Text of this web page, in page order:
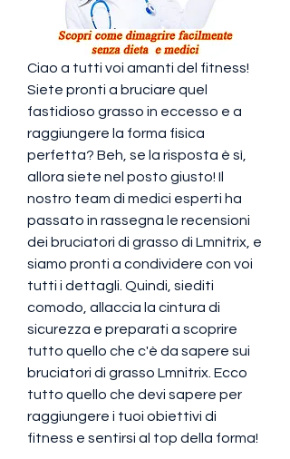
Ciao a tutti voi amanti del fitness!
Siete pronti a bruciare quel
fastidioso grasso in eccesso e a
raggiungere la forma fisica
perfetta? Beh, se la risposta è sì,
allora siete nel posto giusto! Il
nostro team di medici esperti ha
passato in rassegna le recensioni
dei bruciatori di grasso di Lmnitrix, e
siamo pronti a condividere con voi
tutti i dettagli. Quindi, siediti
comodo, allaccia la cintura di
sicurezza e preparati a scoprire
tutto quello che c'è da sapere sui
bruciatori di grasso Lmnitrix. Ecco
tutto quello che devi sapere per
raggiungere i tuoi obiettivi di
fitness e sentirsi al top della forma!